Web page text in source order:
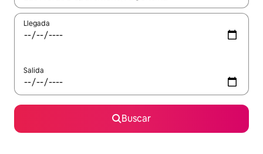
Llegada
Salida
Buscar